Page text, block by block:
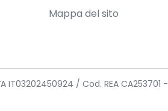
Mappa del sito
IT03202450924 / Cod. REA CA253701 -